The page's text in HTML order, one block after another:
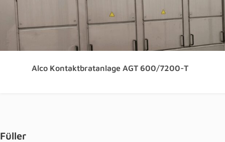
Alco Kontaktbratanlage AGT 600/7200-T
Füller